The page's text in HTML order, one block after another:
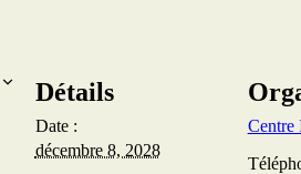
Détails
Date :
décembre 8, 2028
Centre